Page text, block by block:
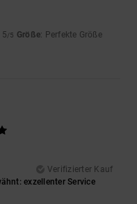
5/5 Größe: Perfekte Größe
Verifizierter Kauf
exzellenter Service